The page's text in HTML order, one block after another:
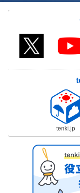
tenki.jp